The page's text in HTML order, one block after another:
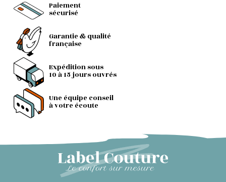
Paiement
sécurisé
Garantie & qualité
française
Expédition sous
10 à 15 jours ouvrés
Une équipe conseil
à votre écoute